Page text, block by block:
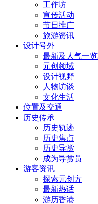
工作坊
宣传活动
节日推广
旅游资讯
设计号外
最新及人气一览
元创领域
设计视野
人物访谈
文化生活
位置及交通
历史传承
历史轨迹
历史焦点
历史导赏
成为导赏员
游客资讯
探索元创方
最新热话
游历香港